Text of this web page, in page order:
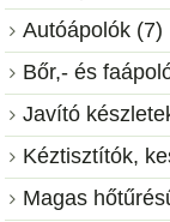
Autóápolók (7)
Bőr,- és
Javító
Kéztisztítók,
Magas